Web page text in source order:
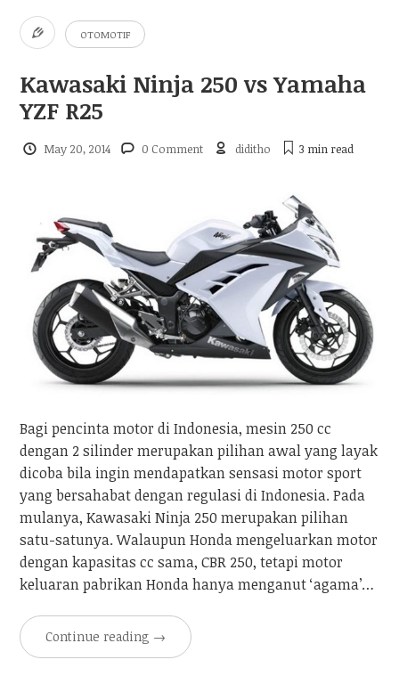
OTOMOTIF
Kawasaki Ninja 250 vs Yamaha
YZF R25
May 20, 2014 0 Comment diditho 3 minread
Bagi pencinta motor di Indonesia, mesin 250 cc
dengan 2 silinder merupakan pilihan awal yang layak
dicoba bila ingin mendapatkan sensasi motor sport
yang bersahabat dengan regulasi di Indonesia. Pada
mulanya, Kawasaki Ninja 250 merupakan pilihan
satu-satunya. Walaupun Honda mengeluarkan motor
dengan kapasitas cc sama, CBR 250, tetapi motor
keluaran pabrikan Honda hanya menganut ‘agama’…
Continue reading →